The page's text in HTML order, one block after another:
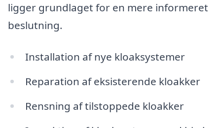
ligger grundlaget for en mere informeret
beslutning.
Installation af nye kloaksystemer
Reparation af eksisterende kloakker
Rensning af tilstoppede kloakker